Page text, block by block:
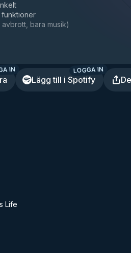
funktioner
avbrott, bara musik)
IN
Lägg till i Spotify
LOGGA IN
Life